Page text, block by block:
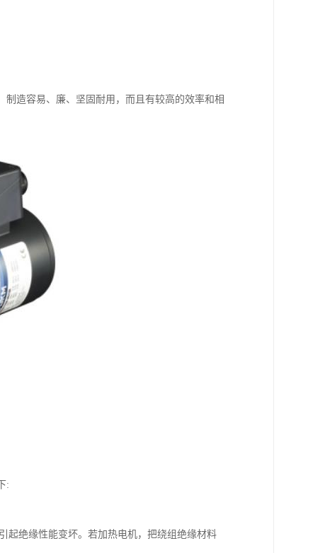
造容易、廉、坚固耐用，而且有较高的效率和相
:
起绝缘性能变坏。若加热电机，把绕组绝缘材料